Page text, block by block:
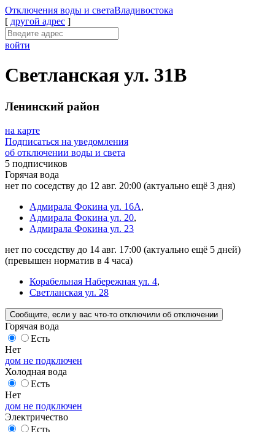
Отключения воды и светаВладивостока
[ другой адрес ]
войти
Светланская ул. 31В
Ленинский район
на карте
Подписаться на уведомления
об отключении воды и света
5 подписчиков
Горячая вода
нет по соседству до 12 авг. 20:00 (актуально ещё 3 дня)
Адмирала Фокина ул. 16А,
Адмирала Фокина ул. 20,
Адмирала Фокина ул. 23
нет по соседству до 14 авг. 17:00 (актуально ещё 5 дней)
(превышен норматив в 4 часа)
Корабельная Набережная ул. 4,
Светланская ул. 28
Сообщите , если у вас что-то отключили об отключении
Горячая вода
Есть
Нет
дом не подключен
Холодная вода
Есть
Нет
дом не подключен
Электричество
Есть